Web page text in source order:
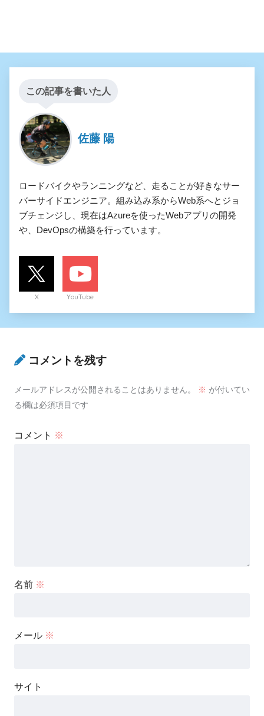
この記事を書いた人
佐藤 陽
ロードバイクやランニングなど、走ることが好きなサー
バーサイドエンジニア。組み込み系からWeb系へとジョ
ブチェンジし、現在はAzureを使ったWebアプリの開発
や、DevOpsの構築を行っています。
X YouTube
コメントを残す
メールアドレスが公開されることはありません。 ※ が付いてい
る欄は必須項目です
コメント ※
名前 ※
メール ※
サイト